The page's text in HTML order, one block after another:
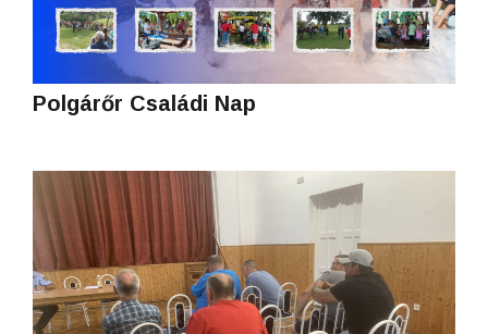
Polgárőr Családi Nap